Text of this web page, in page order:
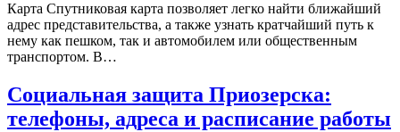
Карта Спутниковая карта позволяет легко найти ближайший
адрес представительства, а также узнать кратчайший путь к
нему как пешком, так и автомобилем или общественным
транспортом. В…
Социальная защита Приозерска:
телефоны, адреса и расписание работы